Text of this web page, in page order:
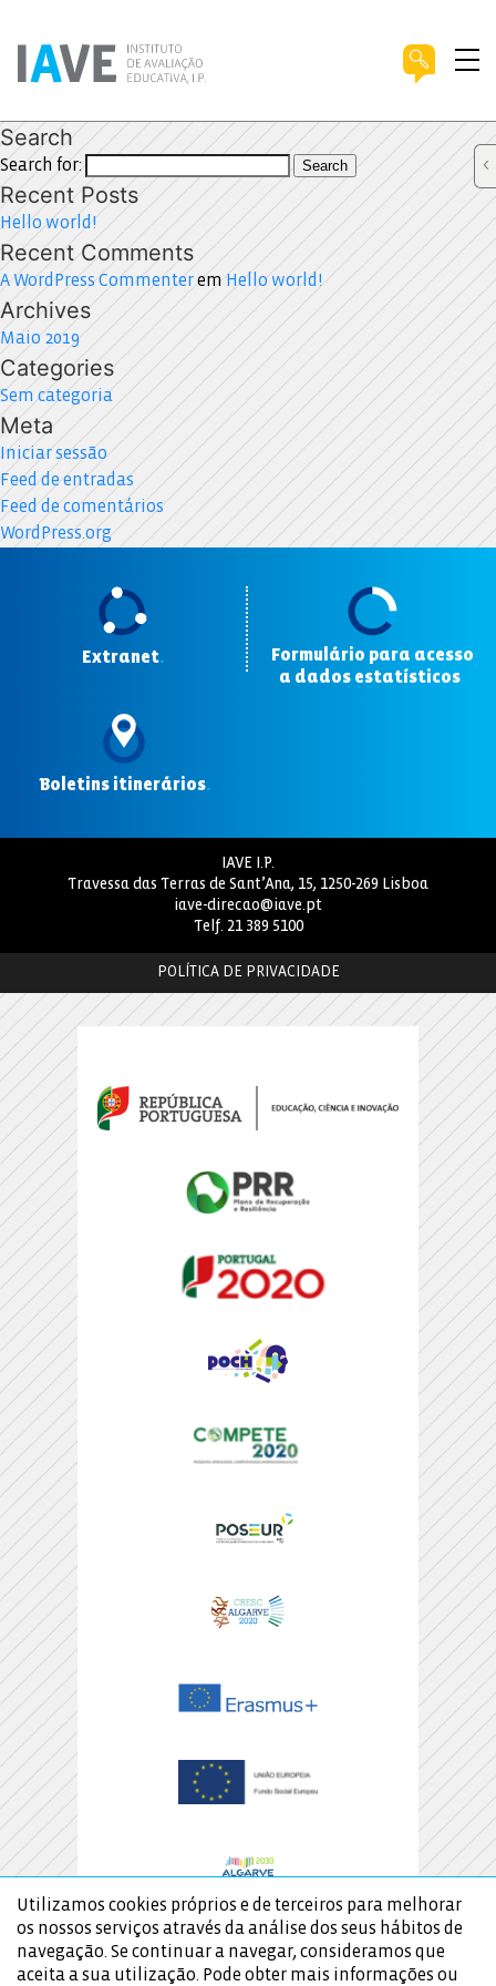
Search
Search for: Search
Recent Posts
Hello world!
Recent Comments
A WordPress Commenterem Hello world!
Archives
Maio 2019
Categories
Sem categoria
Meta
Iniciar sessão
Feed de entradas
Feed de comentários
WordPress.org
Extranet.
Formulário para acesso
a dados estatísticos
Boletins itinerários.
IAVE I.P.
Travessa das Terras de Sant’Ana, 15, 1250-269 Lisboa
iave-direcao@iave.pt
Telf. 21 389 5100
POLÍTICA DE PRIVACIDADE
Utilizamos cookies próprios e de terceiros para melhorar
os nossos serviços através da análise dos seus hábitos de
navegação. Se continuar a navegar, consideramos que
aceita a sua utilização. Pode obter mais informações ou